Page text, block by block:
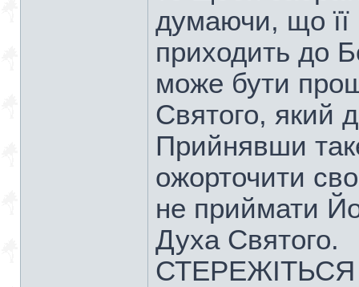
думаючи, що її
приходить до
може бути
Святого, який
Прийнявши
ожорточити
не приймати
Духа Святого.
СТЕРЕЖІТЬСЯ